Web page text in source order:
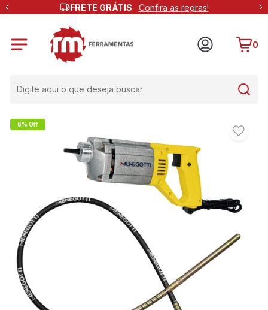
FRETE GRÁTIS Confira as regras!
0
6% Off